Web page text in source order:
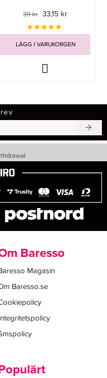
39 kr 33,15 kr
LÄGG I VARUKORGEN
Baresso
Magasin
Baresso.se
Populärt